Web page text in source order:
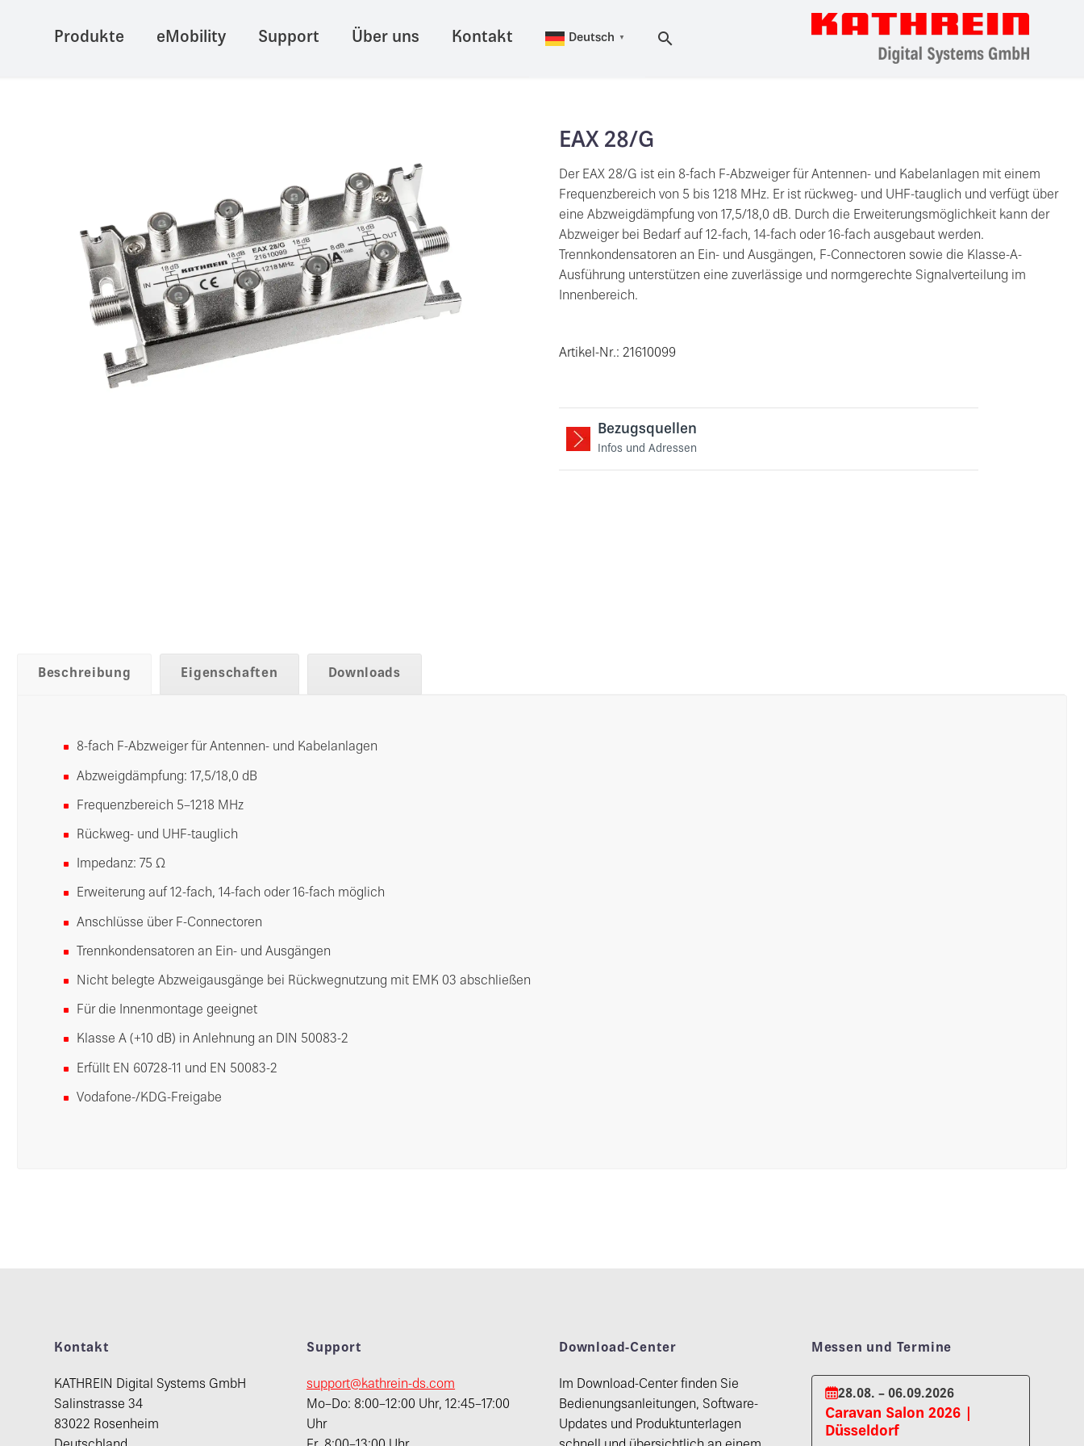
Produkte eMobility Support Über uns Kontakt Deutsch ▼
EAX 28/G
Der EAX 28/G ist ein 8-fach F-Abzweiger für Antennen- und Kabelanlagen mit einem
Frequenzbereich von 5 bis 1218 MHz. Er ist rückweg- und UHF-tauglich und verfügt über
eine Abzweigdämpfung von 17,5/18,0 dB. Durch die Erweiterungsmöglichkeit kann der
Abzweiger bei Bedarf auf 12-fach, 14-fach oder 16-fach ausgebaut werden.
Trennkondensatoren an Ein- und Ausgängen, F-Connectoren sowie die Klasse-A-
Ausführung unterstützen eine zuverlässige und normgerechte Signalverteilung im
Innenbereich.
Artikel-Nr.: 21610099
Bezugsquellen
Infos und Adressen
Beschreibung Eigenschaften Downloads
8-fach F-Abzweiger für Antennen- und Kabelanlagen
Abzweigdämpfung: 17,5/18,0 dB
Frequenzbereich 5–1218 MHz
Rückweg- und UHF-tauglich
Impedanz: 75 Ω
Erweiterung auf 12-fach, 14-fach oder 16-fach möglich
Anschlüsse über F-Connectoren
Trennkondensatoren an Ein- und Ausgängen
Nicht belegte Abzweigausgänge bei Rückwegnutzung mit EMK 03 abschließen
Für die Innenmontage geeignet
Klasse A (+10 dB) in Anlehnung an DIN 50083-2
Erfüllt EN 60728-11 und EN 50083-2
Vodafone-/KDG-Freigabe
Kontakt
KATHREIN Digital Systems GmbH
Salinstrasse 34
83022 Rosenheim
Support
support@kathrein-ds.com
Mo–Do: 8:00–12:00 Uhr, 12:45–17:00
Uhr
Download-Center
Im Download-Center finden Sie
Bedienungsanleitungen, Software-
Updates und Produktunterlagen
Messen und Termine
28.08. – 06.09.2026
Caravan Salon 2026 |
Düsseldorf